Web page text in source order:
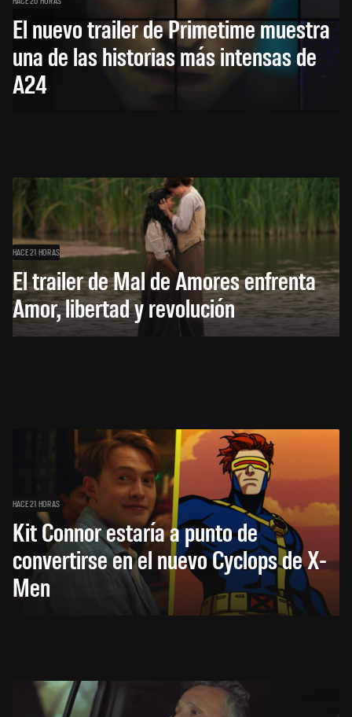
El nuevo trailer de Primetime muestra
una de las historias más intensas de
A24
HACE 21 HORAS
El trailer de Mal de Amores enfrenta
Amor, libertad y revolución
HACE 21 HORAS
Kit Connor estaría a punto de
convertirse en el nuevo Cyclops de X-
Men